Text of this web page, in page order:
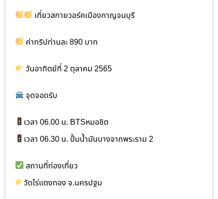
เที่ยวสกายวอร์คเมืองกาญจนบุรี
ค่าทริปท่านละ 890 บาท
วันอาทิตย์ที่ 2 ตุลาคม 2565
จุดจอดรับ
เวลา 06.00 น. BTSหมอชิต
เวลา 06.30 น. ปั้มน้ำมันบางจากพระราม 2
สถานที่ท่องเที่ยว
วัดไร่แตงทอง จ.นครปฐม